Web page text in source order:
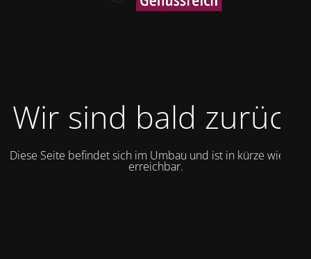
Wir sind bald zurück
Diese Seite befindet sich im Umbau und ist in kürze wieder
erreichbar.